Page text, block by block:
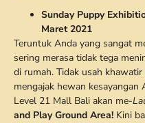
Sunday Puppy
Maret 2021
Teruntuk Anda yang sangat
sering merasa tidak tega
di rumah. Tidak usah
mengajak hewan kesayangan
Level 21 Mall Bali akan me-
and Play Ground Area! Kini